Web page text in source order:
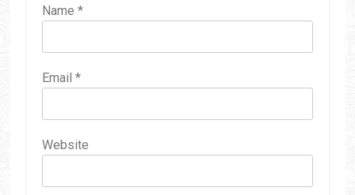
Name *
Email *
Website